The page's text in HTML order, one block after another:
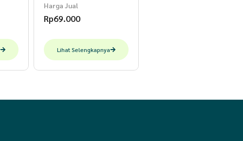
Harga Jual
Rp69.000
Lihat Selengkapnya